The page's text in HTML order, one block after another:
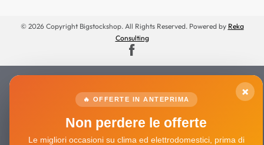
© 2026 Copyright Bigstockshop. All Rights Reserved. Powered by Reka
Consulting
×
🔥 OFFERTE IN ANTEPRIMA
Non perdere le offerte
Le migliori occasioni su clima ed elettrodomestici, prima di